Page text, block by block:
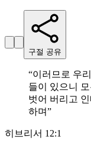
구절 공유
“이러므로 우
들이 있으니
벗어 버리고
하며”
히브리서 12:1